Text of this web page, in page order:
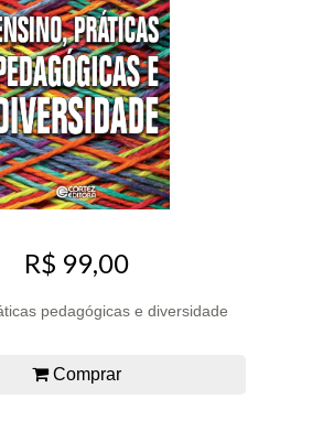
R$ 99,00
pedagógicas e diversidade
Comprar